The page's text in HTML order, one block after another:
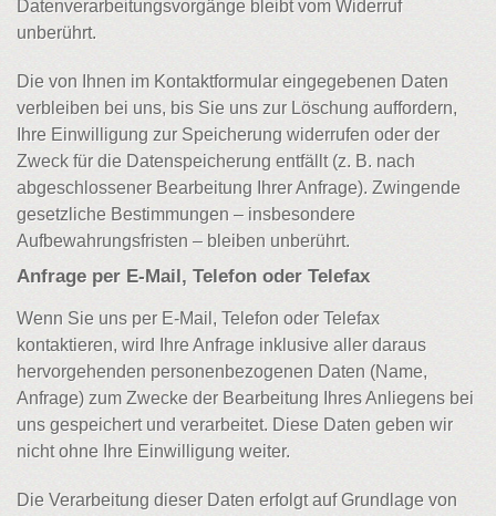
Datenverarbeitungsvorgänge bleibt vom Widerruf
unberührt.
Die von Ihnen im Kontaktformular eingegebenen Daten
verbleiben bei uns, bis Sie uns zur Löschung auffordern,
Ihre Einwilligung zur Speicherung widerrufen oder der
Zweck für die Datenspeicherung entfällt (z. B. nach
abgeschlossener Bearbeitung Ihrer Anfrage). Zwingende
gesetzliche Bestimmungen – insbesondere
Aufbewahrungsfristen – bleiben unberührt.
Anfrage per E-Mail, Telefon oder Telefax
Wenn Sie uns per E-Mail, Telefon oder Telefax
kontaktieren, wird Ihre Anfrage inklusive aller daraus
hervorgehenden personenbezogenen Daten (Name,
Anfrage) zum Zwecke der Bearbeitung Ihres Anliegens bei
uns gespeichert und verarbeitet. Diese Daten geben wir
nicht ohne Ihre Einwilligung weiter.
Die Verarbeitung dieser Daten erfolgt auf Grundlage von